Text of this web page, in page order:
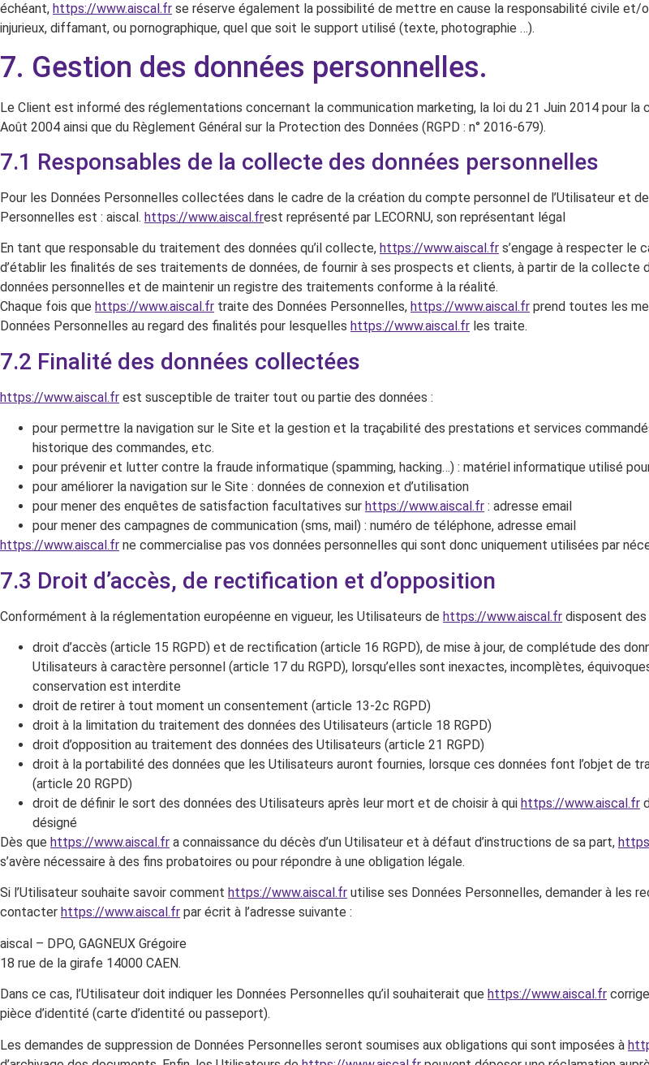
échéant, https://www.aiscal.fr se réserve également la possibilité de mettre en cause la responsabilité civile et/
injurieux, diffamant, ou pornographique, quel que soit le support utilisé (texte, photographie …).
7. Gestion des données personnelles.
Le Client est informé des réglementations concernant la communication marketing, la loi du 21 Juin 2014 pour la
Août 2004 ainsi que du Règlement Général sur la Protection des Données (RGPD : n° 2016-679).
7.1 Responsables de la collecte des données personnelles
Pour les Données Personnelles collectées dans le cadre de la création du compte personnel de l’Utilisateur et
Personnelles est : aiscal. https://www.aiscal.frest représenté par LECORNU, son représentant légal
En tant que responsable du traitement des données qu’il collecte, https://www.aiscal.fr s’engage à respecter le
d’établir les finalités de ses traitements de données, de fournir à ses prospects et clients, à partir de la
données personnelles et de maintenir un registre des traitements conforme à la réalité.
Chaque fois que https://www.aiscal.fr traite des Données Personnelles, https://www.aiscal.fr prend toutes les
Données Personnelles au regard des finalités pour lesquelles https://www.aiscal.fr les traite.
7.2 Finalité des données collectées
https://www.aiscal.fr est susceptible de traiter tout ou partie des données :
pour permettre la navigation sur le Site et la gestion et la traçabilité des prestations et services
historique des commandes, etc.
pour prévenir et lutter contre la fraude informatique (spamming, hacking…) : matériel informatique utilisé
pour améliorer la navigation sur le Site : données de connexion et d’utilisation
pour mener des enquêtes de satisfaction facultatives sur https://www.aiscal.fr : adresse email
pour mener des campagnes de communication (sms, mail) : numéro de téléphone, adresse email
https://www.aiscal.fr ne commercialise pas vos données personnelles qui sont donc uniquement utilisées par
7.3 Droit d’accès, de rectification et d’opposition
Conformément à la réglementation européenne en vigueur, les Utilisateurs de https://www.aiscal.fr disposent
droit d’accès (article 15 RGPD) et de rectification (article 16 RGPD), de mise à jour, de complétude des
Utilisateurs à caractère personnel (article 17 du RGPD), lorsqu’elles sont inexactes, incomplètes,
conservation est interdite
droit de retirer à tout moment un consentement (article 13-2c RGPD)
droit à la limitation du traitement des données des Utilisateurs (article 18 RGPD)
droit d’opposition au traitement des données des Utilisateurs (article 21 RGPD)
droit à la portabilité des données que les Utilisateurs auront fournies, lorsque ces données font l’objet de
(article 20 RGPD)
droit de définir le sort des données des Utilisateurs après leur mort et de choisir à qui https://www.aiscal.fr
désigné
Dès que https://www.aiscal.fr a connaissance du décès d’un Utilisateur et à défaut d’instructions de sa part,
s’avère nécessaire à des fins probatoires ou pour répondre à une obligation légale.
Si l’Utilisateur souhaite savoir comment https://www.aiscal.fr utilise ses Données Personnelles, demander à les
contacter https://www.aiscal.fr par écrit à l’adresse suivante :
aiscal – DPO, GAGNEUX Grégoire
18 rue de la girafe 14000 CAEN.
Dans ce cas, l’Utilisateur doit indiquer les Données Personnelles qu’il souhaiterait que https://www.aiscal.fr
pièce d’identité (carte d’identité ou passeport).
Les demandes de suppression de Données Personnelles seront soumises aux obligations qui sont imposées à